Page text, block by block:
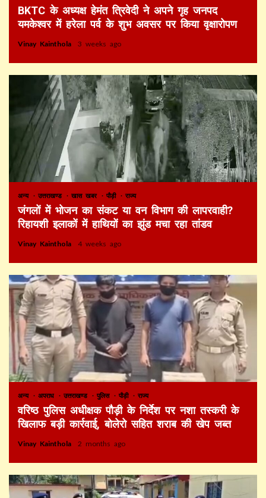
BKTC के अध्यक्ष हेमंत त्रिवेदी ने अपने गृह जनपद
यमकेश्वर में हरेला पर्व के शुभ अवसर पर किया वृक्षारोपण
Vinay Kainthola 3 weeks ago
अन्य उत्तराखण्ड खास खबर पौड़ी राज्य
जंगलों में भोजन का संकट या वन विभाग की लापरवाही?
रिहायशी इलाकों में हाथियों का झुंड मचा रहा तांडव
Vinay Kainthola 4 weeks ago
अन्य अपराध उत्तराखण्ड पुलिस पौड़ी राज्य
वरिष्ठ पुलिस अधीक्षक पौड़ी के निर्देश पर नशा तस्करी के
खिलाफ बड़ी कार्रवाई, बोलेरो सहित शराब की खेप जब्त
Vinay Kainthola 2 months ago